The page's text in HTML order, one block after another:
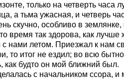
только на четверть часа
а тьма ужасная, и четверь
скучно, особливо в
время так здорова, как
нами летом. Приезжал к нам
то итог не ездил; во всю
как будто он мой ближний был.
с начальником ссора,